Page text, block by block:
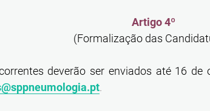
Artigo 4º
(Formalização das
deverão ser enviados até 16
.